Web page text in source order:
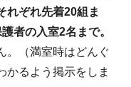
れぞれ先着20組ま
者の入室2名まで。
。（満室時はどんぐ
かるよう掲示をしま